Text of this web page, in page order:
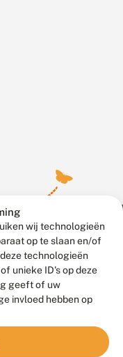
wij technologieën
op te slaan en/of
technologieën
unieke ID's op deze
geeft of uw
invloed hebben op
, ontworpen door